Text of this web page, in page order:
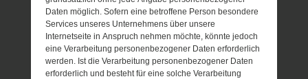
Daten möglich. Sofern eine betroffene Person besondere
Services unseres Unternehmens über unsere
Internetseite in Anspruch nehmen möchte, könnte jedoch
eine Verarbeitung personenbezogener Daten erforderlich
werden. Ist die Verarbeitung personenbezogener Daten
erforderlich und besteht für eine solche Verarbeitung